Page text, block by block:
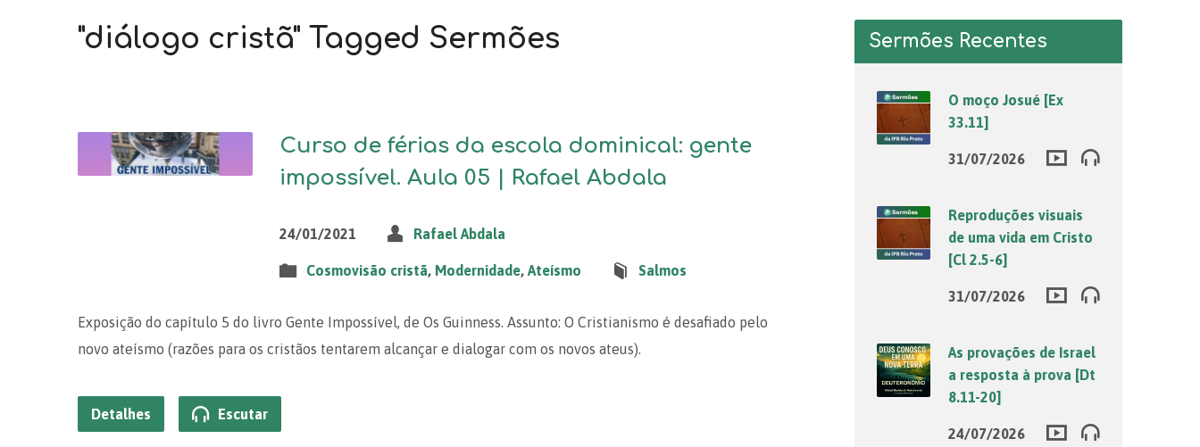
"diálogo cristã" Tagged Sermões
Curso de férias da escola dominical: gente
impossível. Aula 05 | Rafael Abdala
24/01/2021 Rafael Abdala
Cosmovisão cristã, Modernidade,Ateísmo Salmos
Exposição do capítulo 5 do livro Gente Impossível, de Os Guinness. Assunto: O Cristianismo é desafiado pelo
novo ateísmo (razões para os cristãos tentarem alcançar e dialogar com os novos ateus).
Detalhes Escutar
Sermões Recentes
O moço Josué [Ex
33.11]
31/07/2026
Reproduções visuais
de uma vida em Cristo
[Cl 2.5-6]
31/07/2026
As provações de Israel
a resposta à prova [Dt
8.11-20]
24/07/2026